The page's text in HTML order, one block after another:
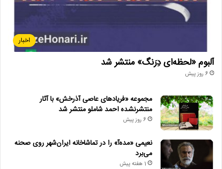
اخبار
آلبوم «لحظه‌ای دِرَنگ» منتشر شد
6 روز پیش
مجموعه «فریادهای عاصی آذرخش» با آثار
منتشرنشده احمد شاملو منتشر شد
6 روز پیش
نعیمی «مده‌آ» را در تماشاخانه ایران‌شهر روی صحنه
می‌برد
1 هفته پیش